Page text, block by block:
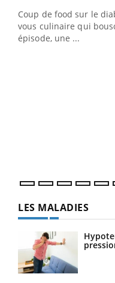
Coup de food sur le
vous culinaire qui
épisode, une ...
LES MALADIES